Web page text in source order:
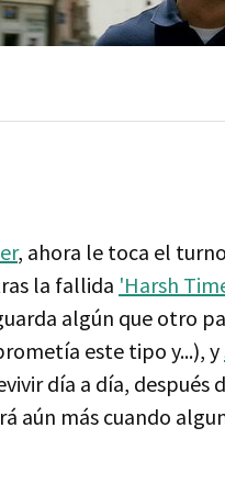
, ahora le toca el
la fallida 'Harsh
algún que otro
este tipo y...), y
día a día, después
aún más cuando